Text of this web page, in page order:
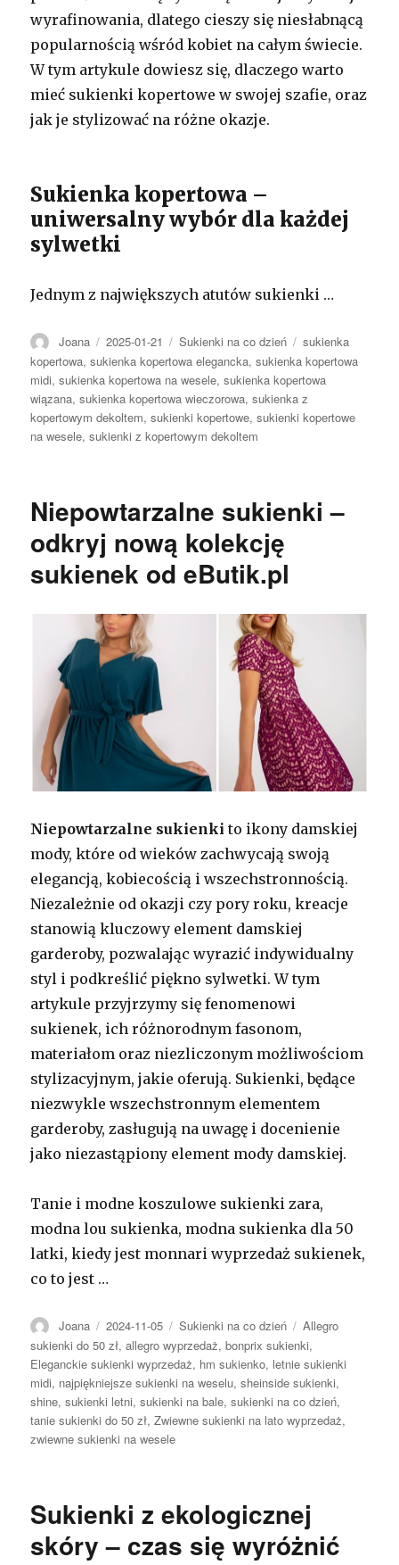
wyrafinowania, dlatego cieszy się niesłabnącą
popularnością wśród kobiet na całym świecie.
W tym artykule dowiesz się, dlaczego warto
mieć sukienki kopertowe w swojej szafie, oraz
jak je stylizować na różne okazje.
Sukienka kopertowa –
uniwersalny wybór dla każdej
sylwetki
Jednym z największych atutów sukienki …
Autor
Joana Opublikowano
2025-01-21 Kategorie
Sukienki na co dzień Tagi
sukienka
kopertowa,sukienka kopertowa elegancka,sukienka kopertowa
midi,sukienka kopertowa na wesele,sukienka kopertowa
wiązana,sukienka kopertowa wieczorowa,sukienka z
kopertowym dekoltem,sukienki kopertowe,sukienki kopertowe
na wesele,sukienki z kopertowym dekoltem
Niepowtarzalne sukienki –
odkryj nową kolekcję
sukienek od eButik.pl
Niepowtarzalne sukienki to ikony damskiej
mody, które od wieków zachwycają swoją
elegancją, kobiecością i wszechstronnością.
Niezależnie od okazji czy pory roku, kreacje
stanowią kluczowy element damskiej
garderoby, pozwalając wyrazić indywidualny
styl i podkreślić piękno sylwetki. W tym
artykule przyjrzymy się fenomenowi
sukienek, ich różnorodnym fasonom,
materiałom oraz niezliczonym możliwościom
stylizacyjnym, jakie oferują. Sukienki, będące
niezwykle wszechstronnym elementem
garderoby, zasługują na uwagę i docenienie
jako niezastąpiony element mody damskiej.
Tanie i modne koszulowe sukienki zara,
modna lou sukienka, modna sukienka dla 50
latki, kiedy jest monnari wyprzedaż sukienek,
co to jest …
Autor
Joana Opublikowano
2024-11-05 Kategorie
Sukienki na co dzień Tagi
Allegro
sukienki do 50 zł,allegro wyprzedaż,bonprix sukienki,
Eleganckie sukienki wyprzedaż, hm sukienko, letnie sukienki
midi, najpiękniejsze sukienki na weselu,sheinside sukienki,
shine,sukienki letni,sukienki na bale,sukienki na co dzień,
tanie sukienki do 50 zł,Zwiewne sukienki na lato wyprzedaż,
zwiewne sukienki na wesele
Sukienki z ekologicznej
skóry – czas się wyróżnić